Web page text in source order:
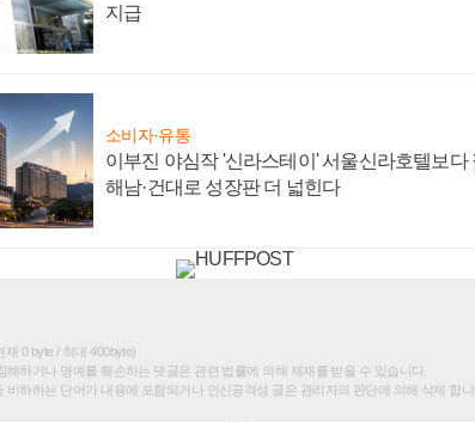
지급
소비자·유통
이부진 야심작 '신라스테이' 서울신라호텔보다
해남·건대로 성장판 더 넓힌다
0 byte / 최대 400byte)
해하거나 명예를 훼손하는 댓글은 관련 법률에 의해 제재를 받을 수 있습니다.
비하하는 단어가 내용에 포함되거나 인신공격성 글은 관리자의 판단에 의해 삭제 합니